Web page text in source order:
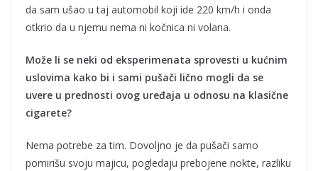
da sam ušao u taj automobil koji ide 220 km/h i onda
otkrio da u njemu nema ni kočnica ni volana.
Može li se neki od eksperimenata sprovesti u kućnim
uslovima kako bi i sami pušači lično mogli da se
uvere u prednosti ovog uređaja u odnosu na klasične
cigarete?
Nema potrebe za tim. Dovoljno je da pušači samo
pomirišu svoju majicu, pogledaju prebojene nokte, razliku